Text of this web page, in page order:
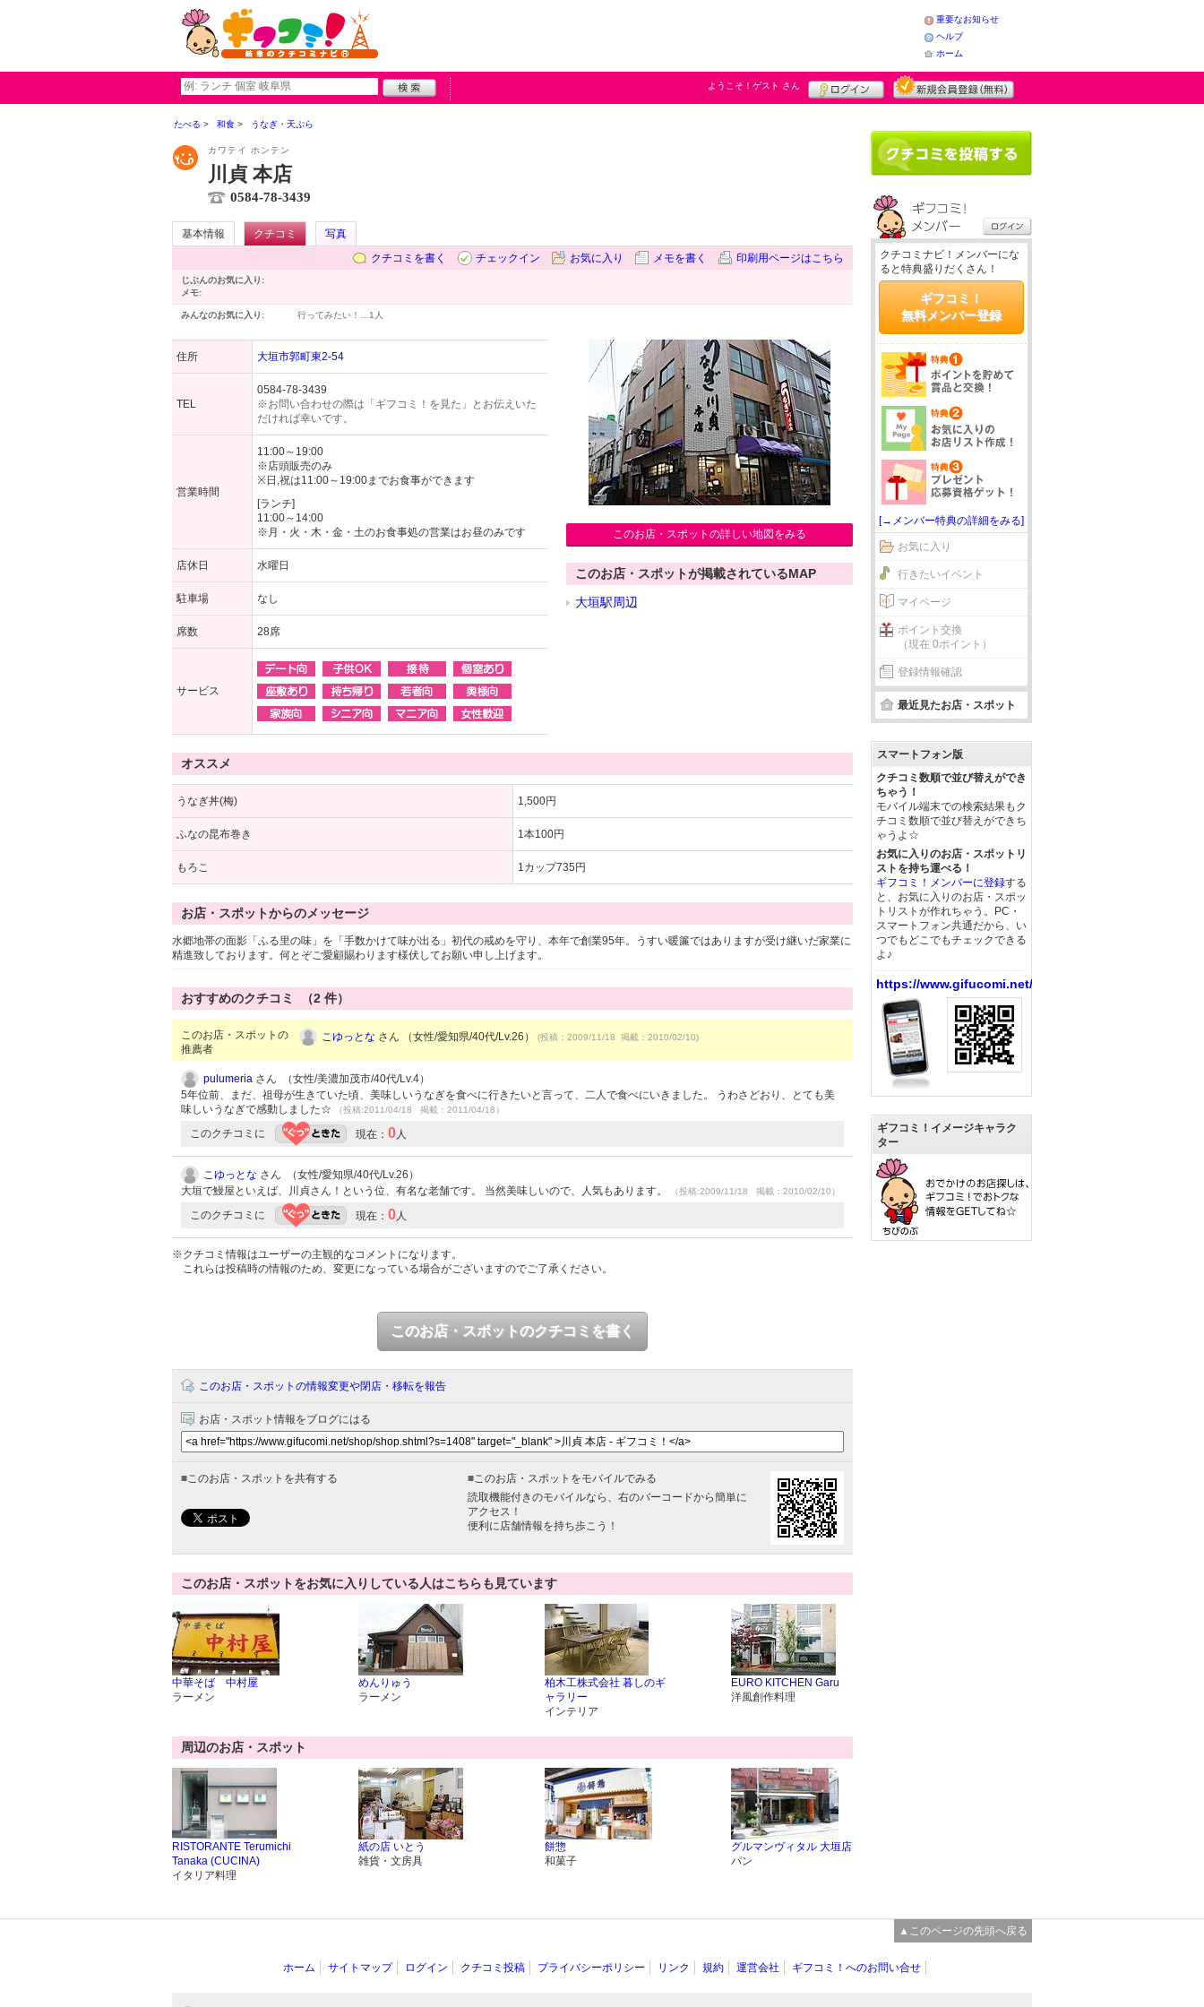
重要なお知らせ
ヘルプ
ホーム
ようこそ！ ゲスト さん
たべる 和食 うなぎ・天ぷら
カワテイ ホンテン
川貞 本店
0584-78-3439
基本情報 クチコミ
写真
クチコミを書く
チェックイン お気に入り メモを書く 印刷用ページはこちら
じぶんのお気に入り:
メモ:
みんなのお気に入り: 行ってみたい！… 1人
住所 大垣市郭町東2-54
TEL
0584-78-3439
※お問い合わせの際は「ギフコミ！を見た」とお伝えいた
だければ幸いです。
営業時間
11:00～19:00
※店頭販売のみ
※日,祝は11:00～19:00までお食事ができます
[ランチ]
11:00～14:00
※月・火・木・金・土のお食事処の営業はお昼のみです
店休日 水曜日
駐車場 なし
席数 28席
サービス
このお店・スポットの詳しい地図をみる
このお店・スポットが掲載されているMAP
大垣駅周辺
オススメ
うなぎ丼(梅) 1,500円
ふなの昆布巻き 1本100円
もろこ 1カップ735円
お店・スポットからのメッセージ
水郷地帯の面影「ふる里の味」を「手数かけて味が出る」初代の戒めを守り、本年で創業95年。うすい暖簾ではありますが受け継いだ家業に
精進致しております。何とぞご愛顧賜わります様伏してお願い申し上げます。
おすすめのクチコミ （2 件）
このお店・スポットの
推薦者
こゆっとな さん （女性/愛知県/40代/Lv.26） (投稿：2009/11/18 掲載：2010/02/10)
pulumeria さん （女性/美濃加茂市/40代/Lv.4）
5年位前、まだ、祖母が生きていた頃、美味しいうなぎを食べに行きたいと言って、二人で食べにいきました。 うわさどおり、とても美
味しいうなぎで感動しました☆
（投稿:2011/04/18 掲載：2011/04/18）
このクチコミに 現在： 0人
こゆっとな さん （女性/愛知県/40代/Lv.26）
大垣で鰻屋といえば、川貞さん！という位、有名な老舗です。 当然美味しいので、人気もあります。
（投稿:2009/11/18 掲載：2010/02/10）
このクチコミに 現在： 0人
※クチコミ情報はユーザーの主観的なコメントになります。
これらは投稿時の情報のため、変更になっている場合がございますのでご了承ください。
このお店・スポットのクチコミを書く
このお店・スポットの情報変更や閉店・移転を報告
お店・スポット情報をブログにはる
■このお店・スポットを共有する ■このお店・スポットをモバイルでみる
読取機能付きのモバイルなら、右のバーコードから簡単に
アクセス！
便利に店舗情報を持ち歩こう！
このお店・スポットをお気に入りしている人はこちらも見ています
中華そば 中村屋
ラーメン
めんりゅう
ラーメン
柏木工株式会社 暮しのギ
ャラリー
インテリア
EURO KITCHEN Garu
洋風創作料理
周辺のお店・スポット
RISTORANTE Terumichi
Tanaka (CUCINA)
イタリア料理
紙の店 いとう
雑貨・文房具
餅惣
和菓子
グルマンヴィタル 大垣店
パン
クチコミナビ！メンバーにな
ると特典盛りだくさん！
ギフコミ！
無料メンバー登録
[→メンバー特典の詳細をみる]
お気に入り
行きたいイベント
マイページ
ポイント交換
（現在 0ポイント）
登録情報確認
最近見たお店・スポット
スマートフォン版
クチコミ数順で並び替えができ
ちゃう！
モバイル端末での検索結果もク
チコミ数順で並び替えができち
ゃうよ☆
お気に入りのお店・スポットリ
ストを持ち運べる！
ギフコミ！メンバーに登録する
と、お気に入りのお店・スポッ
トリストが作れちゃう。PC・
スマートフォン共通だから、い
つでもどこでもチェックできる
よ♪
https://www.gifucomi.net/
ギフコミ！イメージキャラク
ター
▲このページの先頭へ戻る
ホーム サイトマップ ログイン クチコミ投稿 プライバシーポリシー リンク 規約 運営会社 ギフコミ！へのお問い合せ